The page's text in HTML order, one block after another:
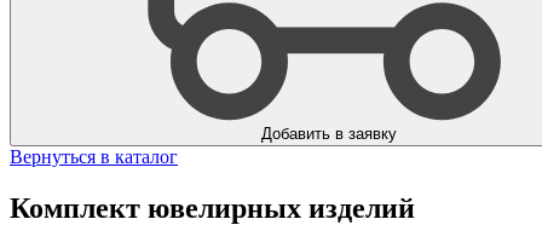
Добавить в заявку
Вернуться в каталог
Комплект ювелирных изделий